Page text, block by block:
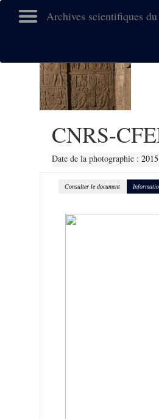
Archives scientifiques
CNRS-
Date de la photographie : 2015
Consulter le document